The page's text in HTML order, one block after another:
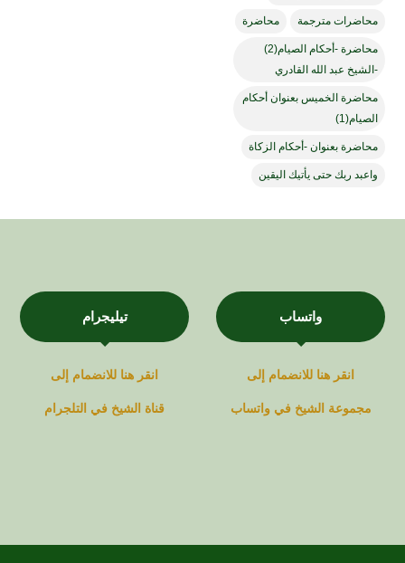
محاضرات مترجمة محاضرة
محاضرة -أحكام الصيام(2)
-الشيخ عبد الله القادري
محاضرة الخميس بعنوان أحكام
الصيام(1)
محاضرة بعنوان -أحكام الزكاة
واعبد ربك حتى يأتيك اليقين
واتساب
انقر هنا للانضمام إلى
مجموعة الشيخ فيواتساب
تيليجرام
انقر هنا للانضمام إلى
قناة الشيخ في التلجرام